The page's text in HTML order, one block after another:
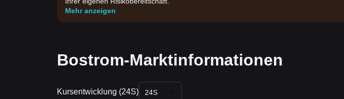
Mehr anzeigen
Bostrom-Marktinformationen
Kursentwicklung (24S) 24S